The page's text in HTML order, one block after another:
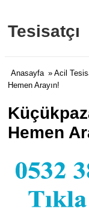
Tesisatçı
Anasayfa » Acil
Hemen Arayın!
Hemen